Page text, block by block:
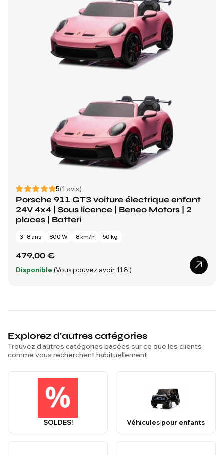
5(1 avis)
Porsche 911 GT3 voiture électrique enfant
24V 4x4 | Sous licence | Beneo Motors | 2
places | Batteri
3 - 8 ans 800 W 8 km/h 50 kg
479,00 €
Disponible (Vous pouvez avoir 11.8.)
Explorez d'autres catégories
Trouvez d'autres catégories basées sur ce que les clients
comme vous recherchent habituellement
SOLDES! Véhicules pour enfants